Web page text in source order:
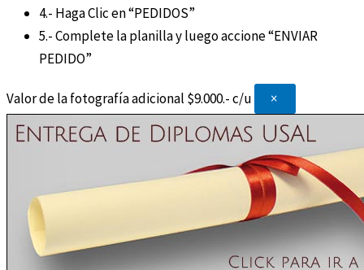
4.- Haga Clic en “PEDIDOS”
5.- Complete la planilla y luego accione “ENVIAR
PEDIDO”
Valor de la fotografía adicional $9.000.- c/u ×